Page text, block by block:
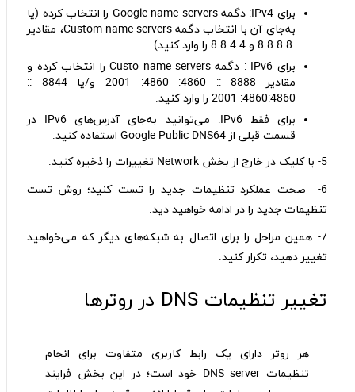
برای IPv4: دگمه Google name servers را انتخاب کرده (یا
به‌جای آن با انتخاب دگمه Custom name servers، مقادیر
.8.8.8.8 و 8.8.4.4 را وارد کنید).
برای‌ IPv6 : دگمه Custo name servers را انتخاب کرده و
مقادیر 8888 :: 4860: 4860: 2001 و/یا 8844 ::
4860:4860: 2001 را وارد کنید.
برای فقط IPv6‌: می‌توانید به‌جای آدرس‌های IPv6 در
قسمت قبلی از Google Public DNS64 استفاده کنید.
5- با کلیک در خارج از بخش Network تغییرات را ذخیره کنید.
6- صحت عملکرد تنظیمات جدید را تست کنید؛ روش تست
تنظیمات جدید را در ادامه خواهید دید.
7- همین مراحل را برای اتصال به شبکه‌های دیگر که می‌خواهید
تغییر دهید، تکرار کنید.
تغییر تنظیمات DNS در روترها
هر روتر دارای یک رابط کاربری متفاوت برای انجام
تنظیمات DNS server خود است؛ در این بخش فرایند